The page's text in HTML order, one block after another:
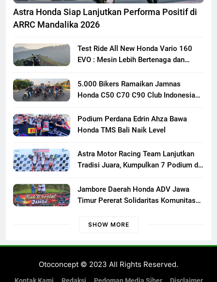
Astra Honda Siap Lanjutkan Performa Positif di
ARRC Mandalika 2026
Test Ride All New Honda Vario 160
EVO : Mesin Lebih Bertenaga dan
5.000 Bikers Ramaikan Jamnas
Honda C50 C70 C90 Club Indonesia
Persaudaraan Pecinta Motor Klasik
Honda
Podium Perdana Edrin Ahza Bawa
Honda TMS Bali Naik Level
Astra Motor Racing Team Lanjutkan
Tradisi Juara, Kumpulkan 7 Podium di
Jambore Daerah Honda ADV Jawa
Timur Pererat Solidaritas Komunitas
di Banyuwangi
SHOW MORE
Otoconcept © 2023 All Rights Reserved.